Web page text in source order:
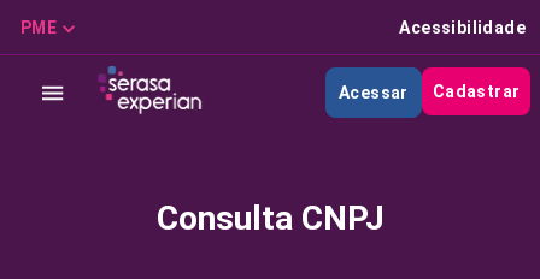
PME Acessibilidade
Acessar Cadastrar
Consulta CNPJ